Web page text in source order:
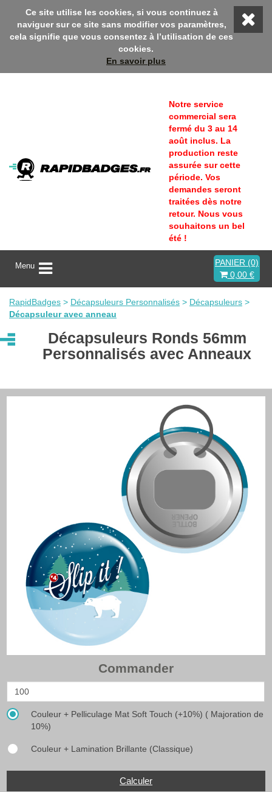
sur Rapidbadges ! En ce moment, profitez d'une remise 10%
Ce site utilise les cookies, si vous continuez à
naviguer sur ce site sans modifier vos paramètres,
cela signifie que vous consentez à l’utilisation de ces
cookies.
En savoir plus
Notre service
commercial sera
fermé du 3 au 14
août inclus. La
production reste
assurée sur cette
période. Vos
demandes seront
traitées dès notre
retour. Nous vous
souhaitons un bel
été !
A
t
v
e
r
l
i
Menu
PANIER (0)
0,00 €
RapidBadges > Décapsuleurs Personnalisés > Décapsuleurs >
Décapsuleur avec anneau
Décapsuleurs Ronds 56mm
Personnalisés avec Anneaux
Commander
Couleur + Pelliculage Mat Soft Touch (+10%) ( Majoration de
10%)
Couleur + Lamination Brillante (Classique)
Calculer